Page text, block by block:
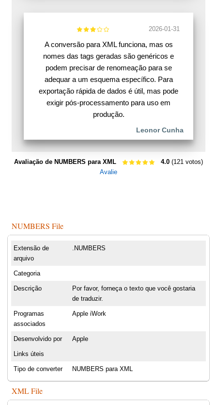
2026-01-31
A conversão para XML funciona, mas os
nomes das tags geradas são genéricos e
podem precisar de renomeação para se
adequar a um esquema específico. Para
exportação rápida de dados é útil, mas pode
exigir pós-processamento para uso em
produção.
Leonor Cunha
Avaliação de NUMBERS para XML 4.0 (121 votos)
Avalie
NUMBERS File
Extensão de
arquivo
.NUMBERS
Categoria
Descrição
Por favor, forneça o texto que você gostaria
de traduzir.
Programas
associados
Apple iWork
Desenvolvido por Apple
Links úteis
Tipo de converter NUMBERS para XML
XML File